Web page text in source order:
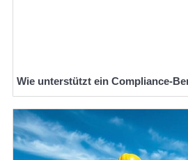
Wie unterstützt ein Compliance-